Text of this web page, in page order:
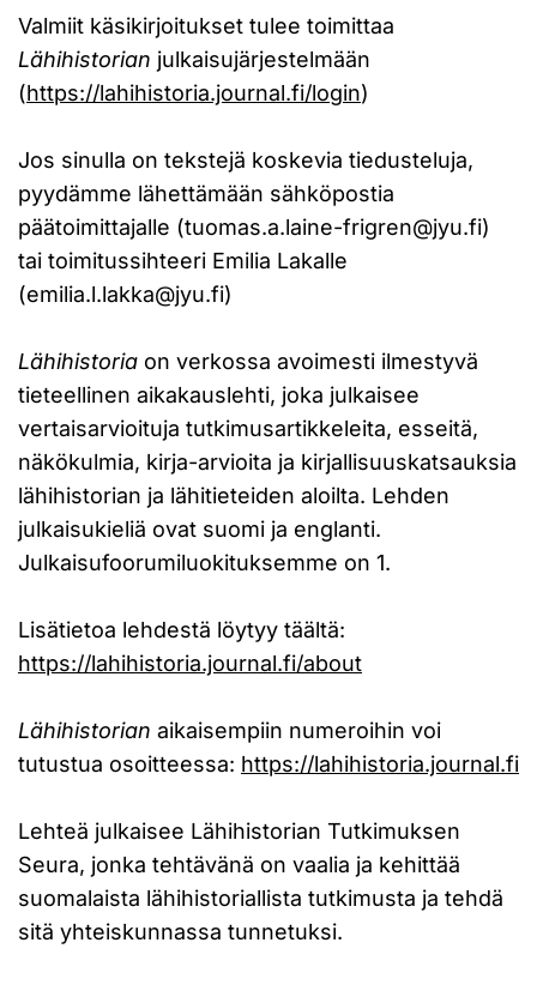
Valmiit käsikirjoitukset tulee toimittaa
Lähihistorian julkaisujärjestelmään
(https://lahihistoria.journal.fi/login)
Jos sinulla on tekstejä koskevia tiedusteluja,
pyydämme lähettämään sähköpostia
päätoimittajalle (tuomas.a.laine-frigren@jyu.fi)
tai toimitussihteeri Emilia Lakalle
(emilia.l.lakka@jyu.fi)
Lähihistoria on verkossa avoimesti ilmestyvä
tieteellinen aikakauslehti, joka julkaisee
vertaisarvioituja tutkimusartikkeleita, esseitä,
näkökulmia, kirja-arvioita ja kirjallisuuskatsauksia
lähihistorian ja lähitieteiden aloilta. Lehden
julkaisukieliä ovat suomi ja englanti.
Julkaisufoorumiluokituksemme on 1.
Lisätietoa lehdestä löytyy täältä:
https://lahihistoria.journal.fi/about
Lähihistorian aikaisempiin numeroihin voi
tutustua osoitteessa: https://lahihistoria.journal.fi
Lehteä julkaisee Lähihistorian Tutkimuksen
Seura, jonka tehtävänä on vaalia ja kehittää
suomalaista lähihistoriallista tutkimusta ja tehdä
sitä yhteiskunnassa tunnetuksi.